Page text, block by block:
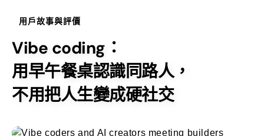
用戶故事與評價
Vibe coding：
用早午餐桌認識同路人，
不用把人生變成硬社交